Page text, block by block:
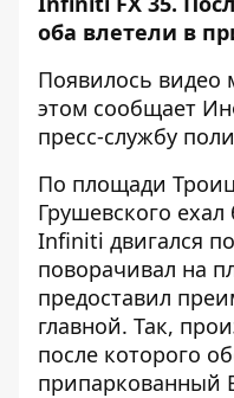
оба влетели в
Появилось видео
этом сообщает
пресс-службу
По площади
Грушевского
Infiniti двигался
поворачивал на
предоставил
главной. Так,
после которого
припаркованный